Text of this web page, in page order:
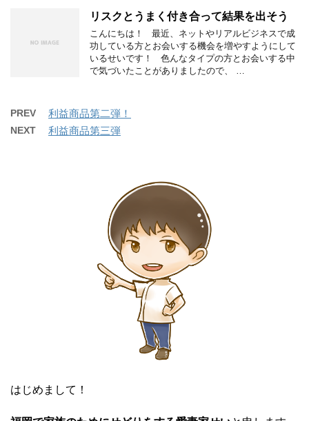
リスクとうまく付き合って結果を出そう
こんにちは！ 最近、ネットやリアルビジネスで成
功している方とお会いする機会を増やすようにして
いるせいです！ 色んなタイプの方とお会いする中
で気づいたことがありましたので、 …
PREV 利益商品第二弾！
NEXT 利益商品第三弾
はじめまして！